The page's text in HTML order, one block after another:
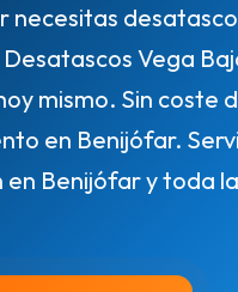
necesitas
Vega
mismo. Sin coste
en Benijófar.
en Benijófar y toda